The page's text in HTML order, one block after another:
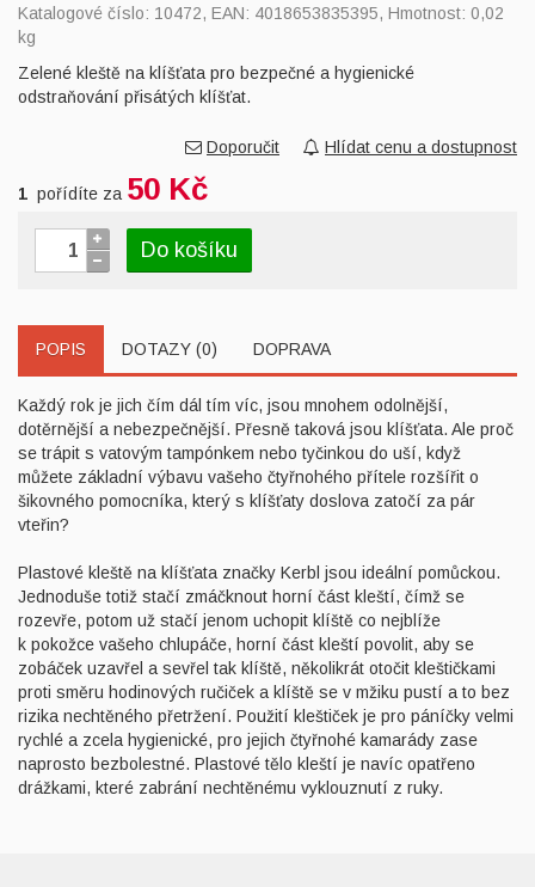
Katalogové číslo: 10472, EAN: 4018653835395, Hmotnost: 0,02
kg
Zelené kleště na klíšťata pro bezpečné a hygienické
odstraňování přisátých klíšťat.
Doporučit Hlídat cenu a dostupnost
1 pořídíte za 50 Kč
Do košíku
POPIS DOTAZY (0) DOPRAVA
Každý rok je jich čím dál tím víc, jsou mnohem odolnější,
dotěrnější a nebezpečnější. Přesně taková jsou klíšťata. Ale proč
se trápit s vatovým tampónkem nebo tyčinkou do uší, když
můžete základní výbavu vašeho čtyřnohého přítele rozšířit o
šikovného pomocníka, který s klíšťaty doslova zatočí za pár
vteřin?
Plastové kleště na klíšťata značky Kerbl jsou ideální pomůckou.
Jednoduše totiž stačí zmáčknout horní část kleští, čímž se
rozevře, potom už stačí jenom uchopit klíště co nejblíže
k pokožce vašeho chlupáče, horní část kleští povolit, aby se
zobáček uzavřel a sevřel tak klíště, několikrát otočit kleštičkami
proti směru hodinových ručiček a klíště se v mžiku pustí a to bez
rizika nechtěného přetržení. Použití kleštiček je pro páníčky velmi
rychlé a zcela hygienické, pro jejich čtyřnohé kamarády zase
naprosto bezbolestné. Plastové tělo kleští je navíc opatřeno
drážkami, které zabrání nechtěnému vyklouznutí z ruky.